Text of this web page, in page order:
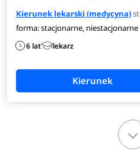
Kierunek lekarski (medycyna)
forma: stacjonarne, niestacjonarne
6 lat lekarz
Kierunek